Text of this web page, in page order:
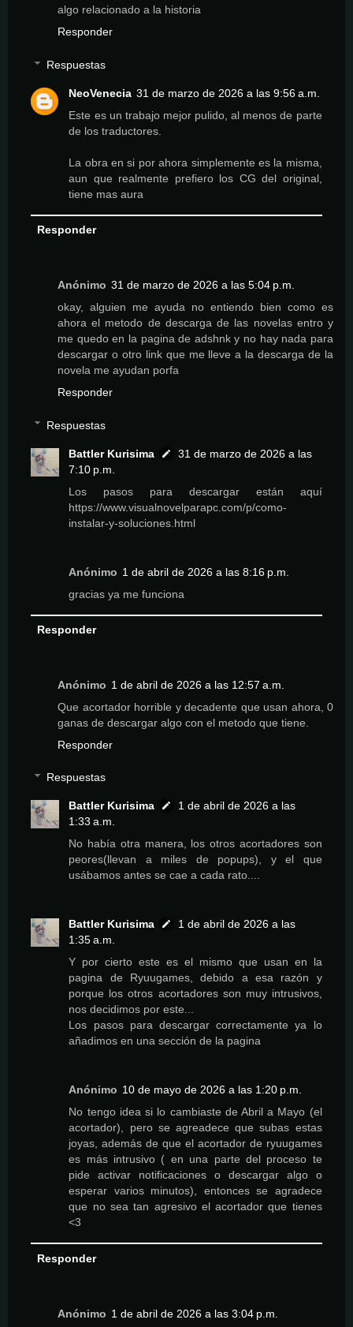
algo relacionado a la historia
Responder
Respuestas
NeoVenecia 31 de marzo de 2026 a las 9:56 a.m.
Este es un trabajo mejor pulido, al menos de parte
de los traductores.
La obra en si por ahora simplemente es la misma,
aun que realmente prefiero los CG del original,
tiene mas aura
Responder
Anónimo 31 de marzo de 2026 a las 5:04 p.m.
okay, alguien me ayuda no entiendo bien como es
ahora el metodo de descarga de las novelas entro y
me quedo en la pagina de adshnk y no hay nada para
descargar o otro link que me lleve a la descarga de la
novela me ayudan porfa
Responder
Respuestas
Battler Kurisima
31 de marzo de 2026 a las
7:10 p.m.
Los pasos para descargar están aquí
https://www.visualnovelparapc.com/p/como-
instalar-y-soluciones.html
Anónimo 1 de abril de 2026 a las 8:16 p.m.
gracias ya me funciona
Responder
Anónimo 1 de abril de 2026 a las 12:57 a.m.
Que acortador horrible y decadente que usan ahora, 0
ganas de descargar algo con el metodo que tiene.
Responder
Respuestas
Battler Kurisima
1 de abril de 2026 a las
1:33 a.m.
No había otra manera, los otros acortadores son
peores(llevan a miles de popups), y el que
usábamos antes se cae a cada rato....
Battler Kurisima
1 de abril de 2026 a las
1:35 a.m.
Y por cierto este es el mismo que usan en la
pagina de Ryuugames, debido a esa razón y
porque los otros acortadores son muy intrusivos,
nos decidimos por este...
Los pasos para descargar correctamente ya lo
añadimos en una sección de la pagina
Anónimo 10 de mayo de 2026 a las 1:20 p.m.
No tengo idea si lo cambiaste de Abril a Mayo (el
acortador), pero se agreadece que subas estas
joyas, además de que el acortador de ryuugames
es más intrusivo ( en una parte del proceso te
pide activar notificaciones o descargar algo o
esperar varios minutos), entonces se agradece
que no sea tan agresivo el acortador que tienes
<3
Responder
Anónimo 1 de abril de 2026 a las 3:04 p.m.